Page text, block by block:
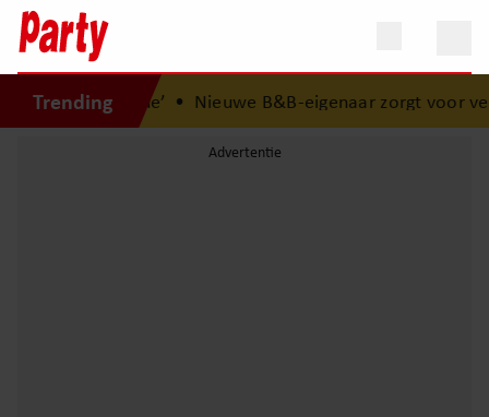
Trending
‘B&B Vol Liefde’• Nieuwe B&B-eigenaar zorgt voor